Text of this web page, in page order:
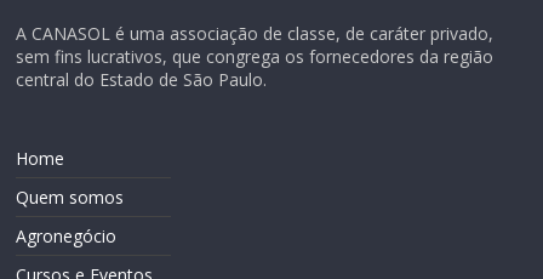
A CANASOL é uma associação de classe, de caráter privado,
sem fins lucrativos, que congrega os fornecedores da região
central do Estado de São Paulo.
Home
Quem somos
Agronegócio